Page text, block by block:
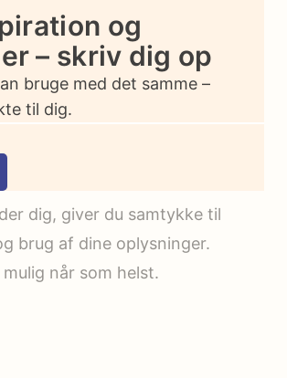
og
– skriv dig op
bruge med det samme –
til dig.
dig, giver du samtykke til
brug af dine oplysninger.
når som helst.